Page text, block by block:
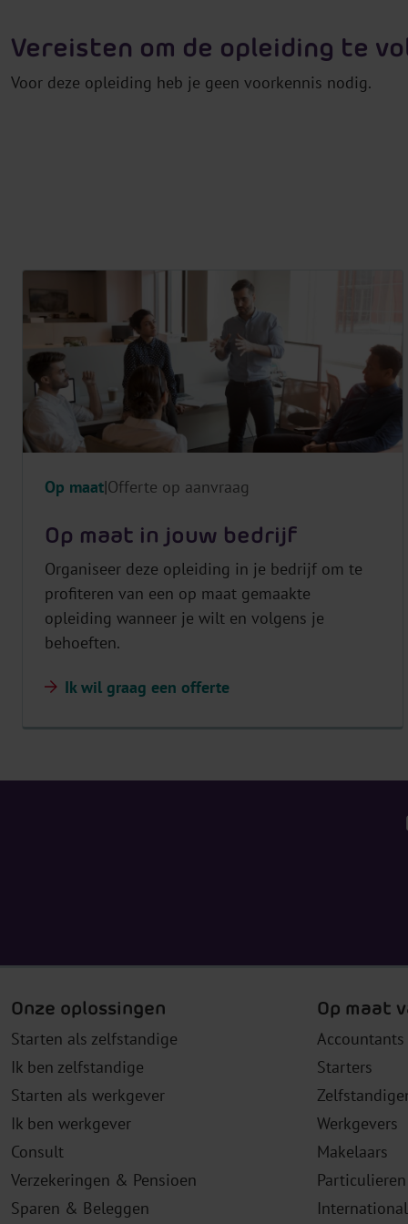
Vereisten om de opleiding te
Voor deze opleiding heb je geen voorkennis nodig.
Op maat Offerte op aanvraag
Op maat in jouw bedrijf
Organiseer deze opleiding in je bedrijf om te
profiteren van een op maat gemaakte
opleiding wanneer je wilt en volgens je
behoeften.
Ik wil graag een offerte
Onze oplossingen
Starten als zelfstandige
Ik ben zelfstandige
Starten als werkgever
Ik ben werkgever
Consult
Verzekeringen & Pensioen
Sparen & Beleggen
Op maat
Accountants
Starters
Werkgevers
Makelaars
Particulieren